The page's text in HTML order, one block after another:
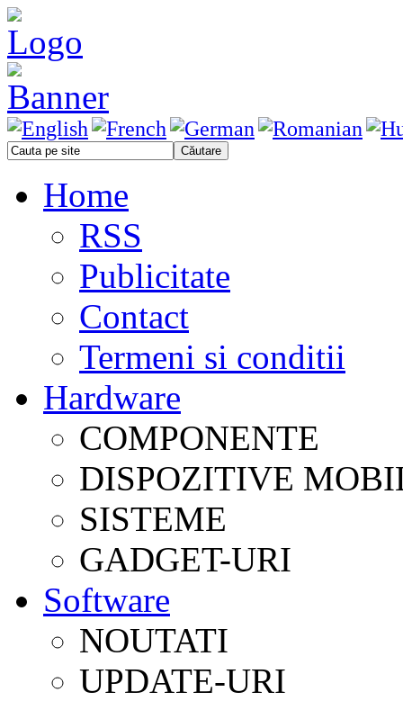
Home
RSS
Publicitate
Contact
Termeni si conditii
Hardware
COMPONENTE
DISPOZITIVE
SISTEME
GADGET-URI
Software
NOUTATI
UPDATE-URI